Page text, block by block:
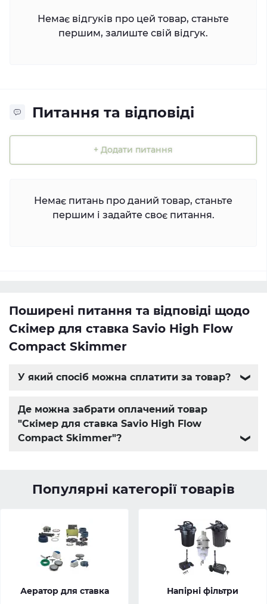
Немає відгуків про цей товар, станьте
першим, залиште свій відгук.
Питання та відповіді
+ Додати питання
Немає питань про даний товар, станьте
першим і задайте своє питання.
Поширені питання та відповіді щодо
Скімер для ставка Savio High Flow
Compact Skimmer
У який спосіб можна сплатити за товар? ❯
Де можна забрати оплачений товар
"Скімер для ставка Savio High Flow
Compact Skimmer"?
❯
Популярні категорії товарів
Аератор для ставка Напірні фільтри